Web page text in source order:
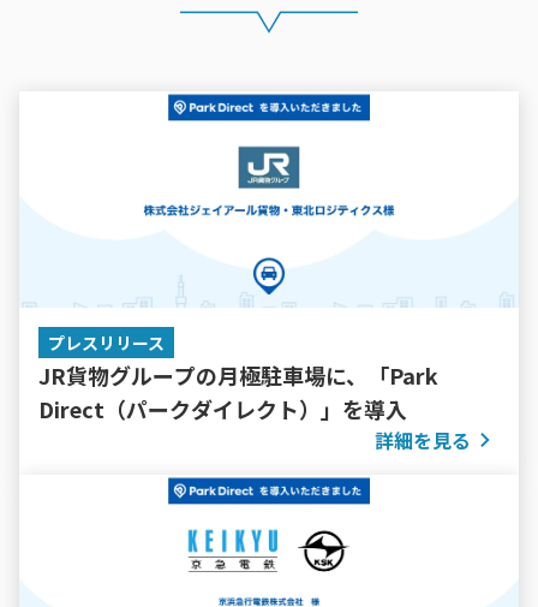
プレスリリース
JR貨物グループの月極駐車場に、「Park
Direct（パークダイレクト）」を導入
詳細を見る